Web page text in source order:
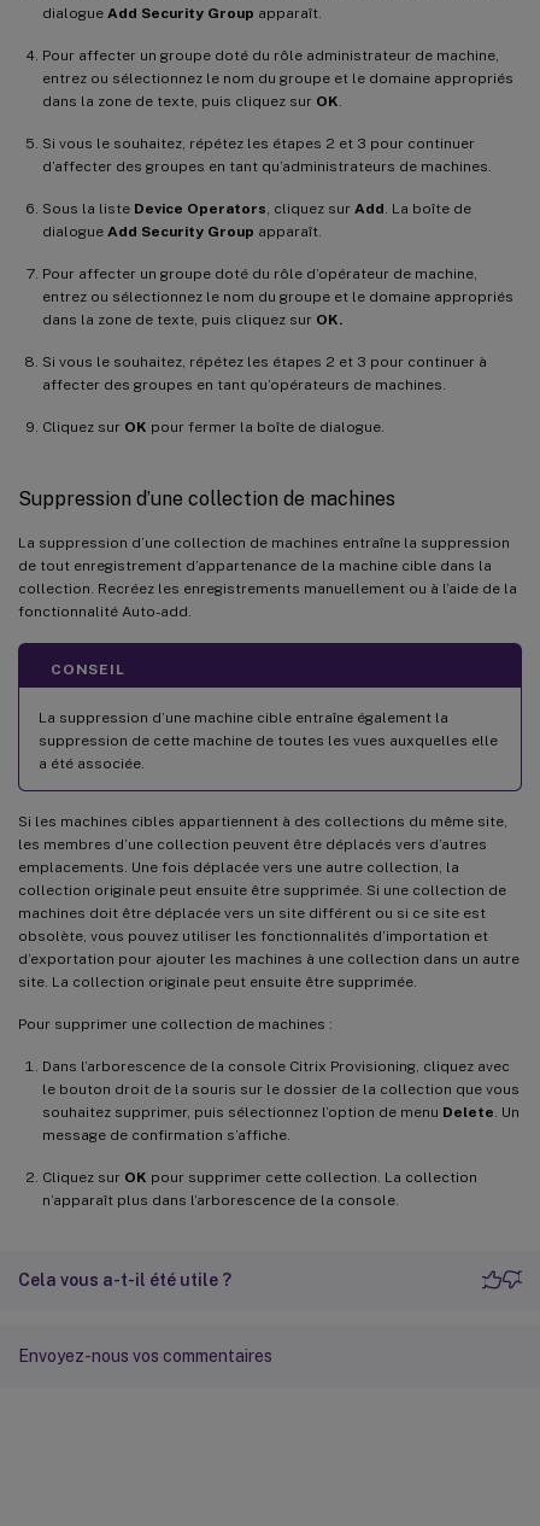
dialogue Add Security Group apparaît.
Pour affecter un groupe doté du rôle administrateur de machine,
entrez ou sélectionnez le nom du groupe et le domaine appropriés
dans la zone de texte, puis cliquez sur OK
Si vous le souhaitez, répétez les étapes 2 et 3 pour continuer
d’affecter des groupes en tant qu’administrateurs de machines.
Sous la liste Device Operators , cliquez sur Add . La boîte de
dialogue Add Security Group apparaît.
Pour affecter un groupe doté du rôle d’opérateur de machine,
entrez ou sélectionnez le nom du groupe et le domaine appropriés
dans la zone de texte, puis cliquez sur OK.
Si vous le souhaitez, répétez les étapes 2 et 3 pour continuer à
affecter des groupes en tant qu’opérateurs de machines.
Cliquez sur OK pour fermer la boîte de dialogue.
Suppression d’une collection de machines
La suppression d’une collection de machines entraîne la suppression
de tout enregistrement d’appartenance de la machine cible dans la
collection. Recréez les enregistrements manuellement ou à l’aide de la
fonctionnalité Auto-add.
CONSEIL
La suppression d’une machine cible entraîne également la
suppression de cette machine de toutes les vues auxquelles elle
a été associée.
Si les machines cibles appartiennent à des collections du même site,
les membres d’une collection peuvent être déplacés vers d’autres
emplacements. Une fois déplacée vers une autre collection, la
collection originale peut ensuite être supprimée. Si une collection de
machines doit être déplacée vers un site différent ou si ce site est
obsolète, vous pouvez utiliser les fonctionnalités d’importation et
d’exportation pour ajouter les machines à une collection dans un autre
site. La collection originale peut ensuite être supprimée.
Pour supprimer une collection de machines :
Dans l’arborescence de la console Citrix Provisioning, cliquez avec
le bouton droit de la souris sur le dossier de la collection que vous
souhaitez supprimer, puis sélectionnez l’option de menu Delete . Un
message de confirmation s’affiche.
Cliquez sur OK pour supprimer cette collection. La collection
n’apparaît plus dans l’arborescence de la console.
Cela vous a-t-il été utile ?
Envoyez-nous vos commentaires